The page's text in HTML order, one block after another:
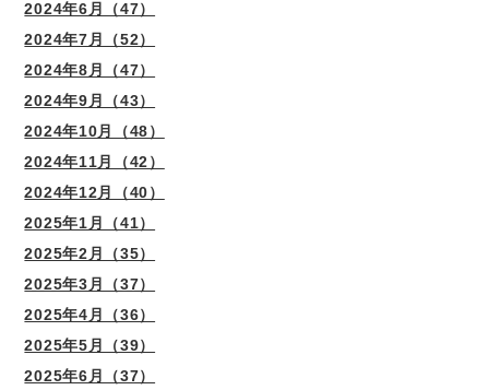
2024年6月（47）
2024年7月（52）
2024年8月（47）
2024年9月（43）
2024年10月（48）
2024年11月（42）
2024年12月（40）
2025年1月（41）
2025年2月（35）
2025年3月（37）
2025年4月（36）
2025年5月（39）
2025年6月（37）